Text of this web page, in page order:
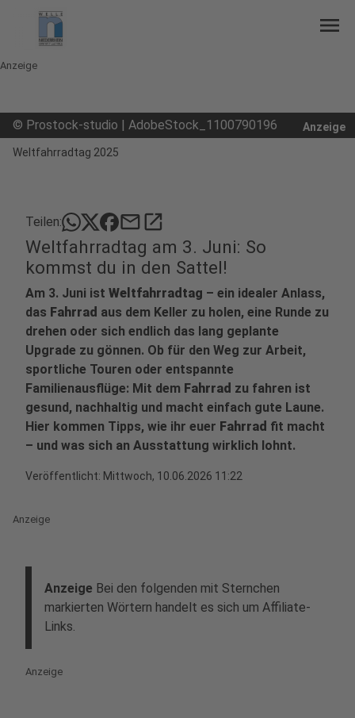
menu
Anzeige
Anzeige
© Prostock-studio | AdobeStock_1100790196
Weltfahrradtag 2025
Teilen: mailopen_in_new
Weltfahrradtag am 3. Juni: So
kommst du in den Sattel!
Am 3. Juni ist Weltfahrradtag – ein idealer Anlass,
das Fahrrad aus dem Keller zu holen, eine Runde zu
drehen oder sich endlich das lang geplante
Upgrade zu gönnen. Ob für den Weg zur Arbeit,
sportliche Touren oder entspannte
Familienausflüge: Mit dem Fahrrad zu fahren ist
gesund, nachhaltig und macht einfach gute Laune.
Hier kommen Tipps, wie ihr euer Fahrrad fit macht
– und was sich an Ausstattung wirklich lohnt.
Veröffentlicht: Mittwoch, 10.06.2026 11:22
Anzeige
Anzeige Bei den folgenden mit Sternchen
markierten Wörtern handelt es sich um Affiliate-
Links.
Anzeige